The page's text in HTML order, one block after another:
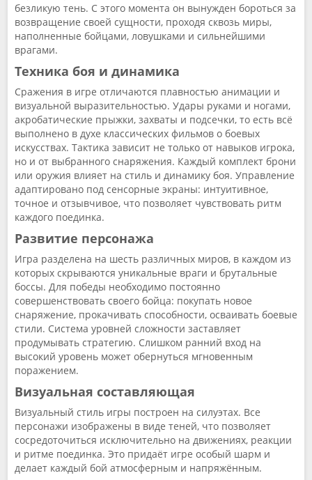
безликую тень. С этого момента он вынужден бороться за
возвращение своей сущности, проходя сквозь миры,
наполненные бойцами, ловушками и сильнейшими
врагами.
Техника боя и динамика
Сражения в игре отличаются плавностью анимации и
визуальной выразительностью. Удары руками и ногами,
акробатические прыжки, захваты и подсечки, то есть всё
выполнено в духе классических фильмов о боевых
искусствах. Тактика зависит не только от навыков игрока,
но и от выбранного снаряжения. Каждый комплект брони
или оружия влияет на стиль и динамику боя. Управление
адаптировано под сенсорные экраны: интуитивное,
точное и отзывчивое, что позволяет чувствовать ритм
каждого поединка.
Развитие персонажа
Игра разделена на шесть различных миров, в каждом из
которых скрываются уникальные враги и брутальные
боссы. Для победы необходимо постоянно
совершенствовать своего бойца: покупать новое
снаряжение, прокачивать способности, осваивать боевые
стили. Система уровней сложности заставляет
продумывать стратегию. Слишком ранний вход на
высокий уровень может обернуться мгновенным
поражением.
Визуальная составляющая
Визуальный стиль игры построен на силуэтах. Все
персонажи изображены в виде теней, что позволяет
сосредоточиться исключительно на движениях, реакции
и ритме поединка. Это придаёт игре особый шарм и
делает каждый бой атмосферным и напряжённым.